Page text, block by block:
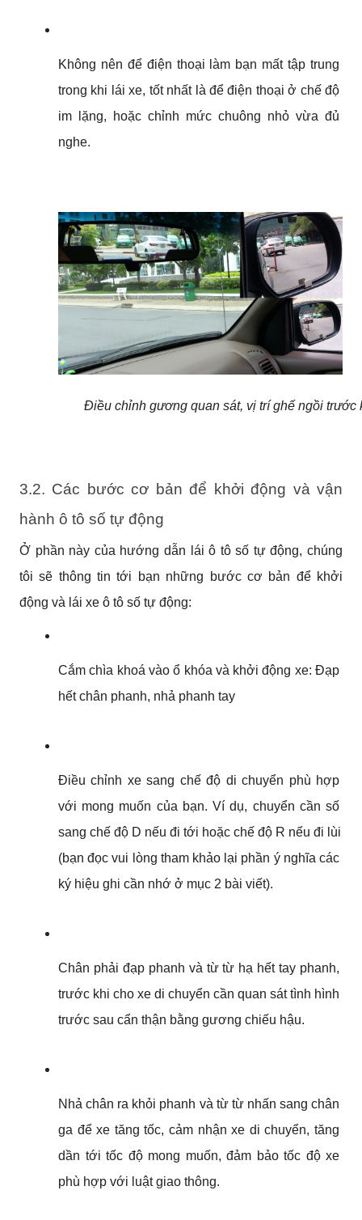
Không nên để điện thoại làm bạn mất tập trung
trong khi lái xe, tốt nhất là để điện thoại ở chế độ
im lặng, hoặc chỉnh mức chuông nhỏ vừa đủ
nghe.
Điều chỉnh gương quan sát, vị trí ghế ngồi trước
3.2. Các bước cơ bản để khởi động và vận
hành ô tô số tự động
Ở phần này của hướng dẫn lái ô tô số tự động, chúng
tôi sẽ thông tin tới bạn những bước cơ bản để khởi
động và lái xe ô tô số tự động:
Cắm chìa khoá vào ổ khóa và khởi động xe: Đạp
hết chân phanh, nhả phanh tay
Điều chỉnh xe sang chế độ di chuyển phù hợp
với mong muốn của bạn. Ví dụ, chuyển cần số
sang chế độ D nếu đi tới hoặc chế độ R nếu đi lùi
(bạn đọc vui lòng tham khảo lại phần ý nghĩa các
ký hiệu ghi cần nhớ ở mục 2 bài viết).
Chân phải đạp phanh và từ từ hạ hết tay phanh,
trước khi cho xe di chuyển cần quan sát tình hình
trước sau cẩn thận bằng gương chiếu hậu.
Nhả chân ra khỏi phanh và từ từ nhấn sang chân
ga để xe tăng tốc, cảm nhận xe di chuyển, tăng
dần tới tốc độ mong muốn, đảm bảo tốc độ xe
phù hợp với luật giao thông.